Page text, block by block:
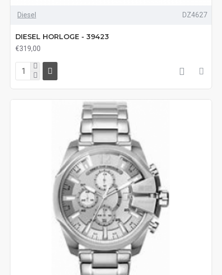
Diesel DZ4627
DIESEL HORLOGE - 39423
€319,00